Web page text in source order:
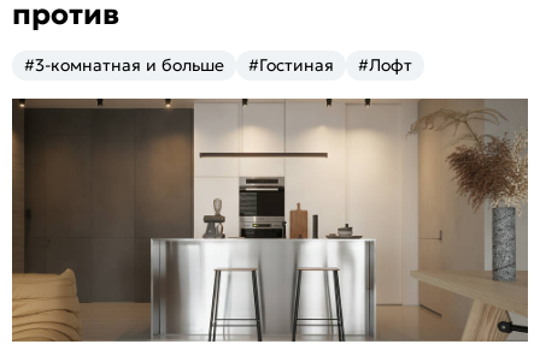
против
#3-комнатная и больше #Гостиная #Лофт